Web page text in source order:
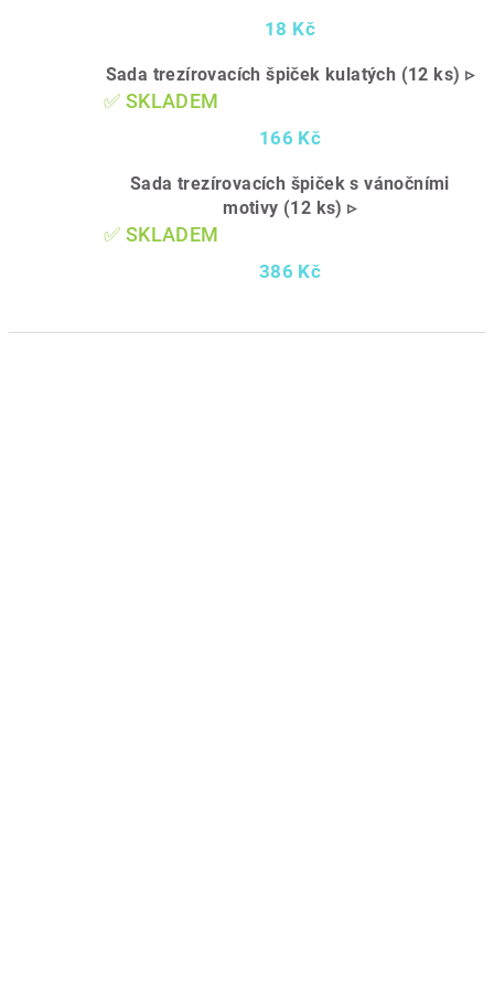
18 Kč
Sada trezírovacích špiček kulatých (12 ks) ▹
✅ SKLADEM
166 Kč
Sada trezírovacích špiček s vánočními
motivy (12 ks) ▹
✅ SKLADEM
386 Kč